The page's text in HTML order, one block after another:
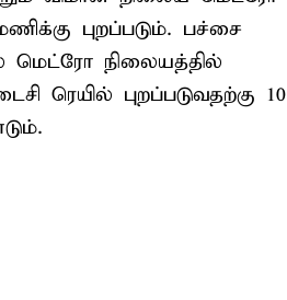
புறப்படும். பச்சை
நிலையத்தில்
ரெயில் புறப்படுவதற்கு 10